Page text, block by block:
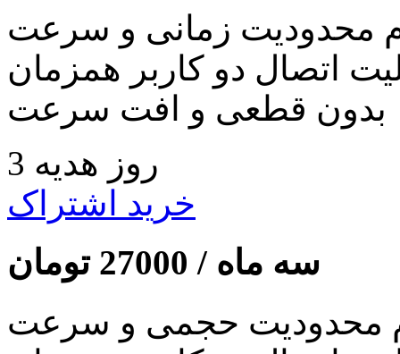
محدودیت زمانی و سرعت
اتصال دو کاربر همزمان
بدون قطعی و افت سرعت
3 روز هدیه
خرید اشتراک
سه ماه / 27000 تومان
محدودیت حجمی و سرعت